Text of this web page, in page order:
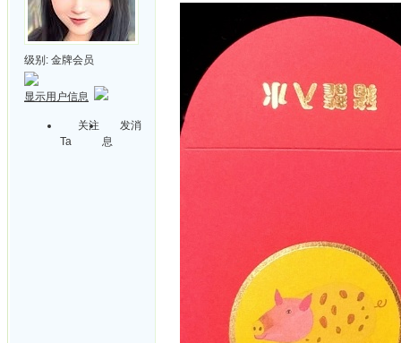
级别: 金牌会员
显示用户信息
关注
Ta
发消
息